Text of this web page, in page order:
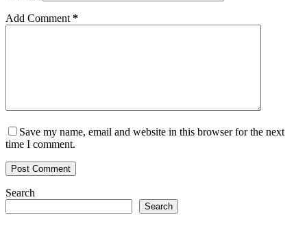
Add Comment *
Save my name, email and website in this browser for the next
time I comment.
Post Comment
Search
Search